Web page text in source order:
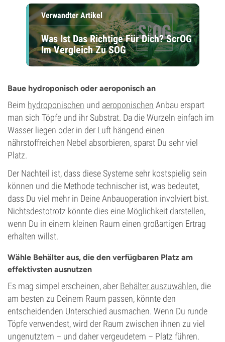
Verwandter Artikel
Was Ist Das Richtige Für Dich? ScrOG
Im Vergleich Zu SOG
Baue hydroponisch oder aeroponisch an
Beim hydroponischen und aeroponischen Anbau erspart
man sich Töpfe und ihr Substrat. Da die Wurzeln einfach im
Wasser liegen oder in der Luft hängend einen
nährstoffreichen Nebel absorbieren, sparst Du sehr viel
Platz.
Der Nachteil ist, dass diese Systeme sehr kostspielig sein
können und die Methode technischer ist, was bedeutet,
dass Du viel mehr in Deine Anbauoperation involviert bist.
Nichtsdestotrotz könnte dies eine Möglichkeit darstellen,
wenn Du in einem kleinen Raum einen großartigen Ertrag
erhalten willst.
Wähle Behälter aus, die den verfügbaren Platz am
effektivsten ausnutzen
Es mag simpel erscheinen, aber Behälter auszuwählen, die
am besten zu Deinem Raum passen, könnte den
entscheidenden Unterschied ausmachen. Wenn Du runde
Töpfe verwendest, wird der Raum zwischen ihnen zu viel
ungenutztem – und daher vergeudetem – Platz führen.